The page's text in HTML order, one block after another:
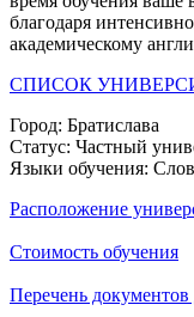
благодаря
академическому
СПИСОК
Город: Братислава
Статус: Частный
Языки обучения:
Расположение
Стоимость обучения
Перечень документов